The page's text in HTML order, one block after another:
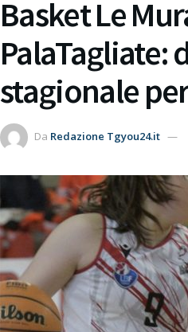
Basket Le
PalaTagliate:
stagionale
Da Redazione Tgyou24.it